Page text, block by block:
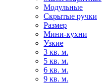
Модульные
Скрытые ручки
Размер
Мини-кухни
Узкие
3 кв. м.
5 кв. м.
6 кв. м.
9 кв. м.